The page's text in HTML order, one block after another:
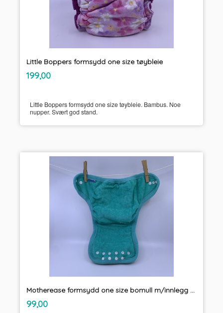
Little Boppers formsydd one size tøybleie
Pris
199,00mva.
Little Boppers formsydd one size tøybleie. Bambus. Noe
nupper. Svært god stand.
Motherease formsydd one size bomull m/innlegg tøybleier
Pris
99,00mva.